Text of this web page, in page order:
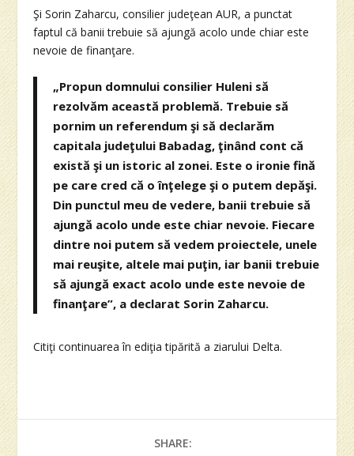
Şi Sorin Zaharcu, consilier judeţean AUR, a punctat
faptul că banii trebuie să ajungă acolo unde chiar este
nevoie de finanţare.
„Propun domnului consilier Huleni să
rezolvăm această problemă. Trebuie să
pornim un referendum şi să declarăm
capitala judeţului Babadag, ţinând cont că
există şi un istoric al zonei. Este o ironie fină
pe care cred că o înţelege şi o putem depăşi.
Din punctul meu de vedere, banii trebuie să
ajungă acolo unde este chiar nevoie. Fiecare
dintre noi putem să vedem proiectele, unele
mai reuşite, altele mai puţin, iar banii trebuie
să ajungă exact acolo unde este nevoie de
finanţare”, a declarat Sorin Zaharcu.
Citiţi continuarea în ediţia tipărită a ziarului Delta.
SHARE: